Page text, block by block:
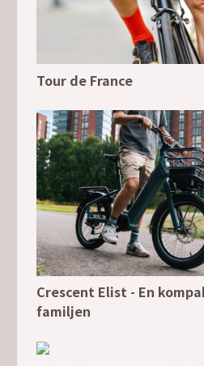
Tour de France
Crescent Elist - En
familjen